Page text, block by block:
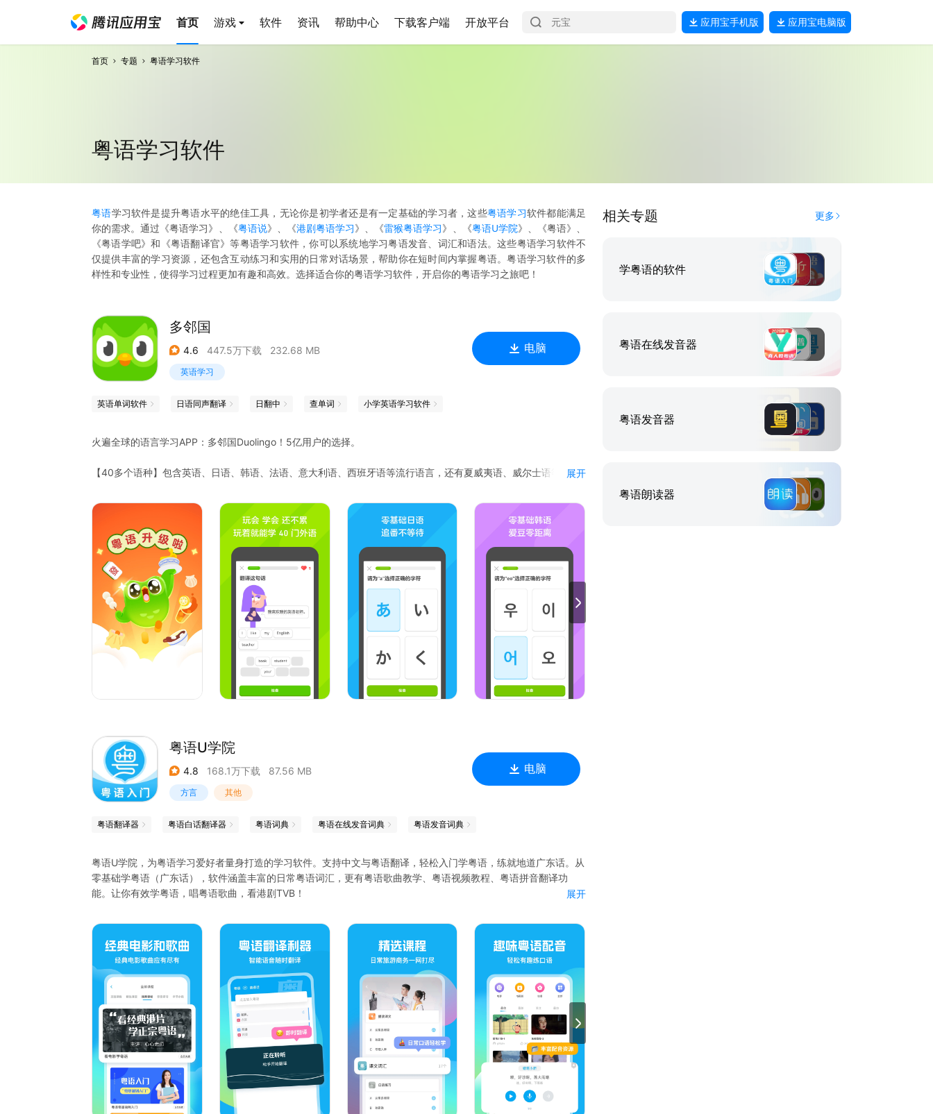
首页 游戏 软件 资讯 帮助中心 下载客户端 开放平台 应用宝手机版 应用宝电脑版
首页 专题 粤语学习软件
粤语学习软件
粤语学习软件是提升粤语水平的绝佳工具，无论你是初学者还是有一定基础的学习者，这些粤语学习软件都能满足
你的需求。通过《粤语学习》、《粤语说》、《港剧粤语学习》、《雷猴粤语学习》、《粤语U学院》、《粤语》、
《粤语学吧》和《粤语翻译官》等粤语学习软件，你可以系统地学习粤语发音、词汇和语法。这些粤语学习软件不
仅提供丰富的学习资源，还包含互动练习和实用的日常对话场景，帮助你在短时间内掌握粤语。粤语学习软件的多
样性和专业性，使得学习过程更加有趣和高效。选择适合你的粤语学习软件，开启你的粤语学习之旅吧！
多邻国
4.6 447.5万下载 232.68 MB
英语学习
电脑
英语单词软件 日语同声翻译 日翻中 查单词 小学英语学习软件
火遍全球的语言学习APP：多邻国Duolingo！5亿用户的选择。
【40多个语种】包含英语、日语、韩语、法语、意大利语、西班牙语等流行语言，还有夏威夷语、威尔士语等小众
【游戏化学习】零基础入门，将生活场景分成单元学习，旅行、点菜、聊天、面试...忘掉那些枯燥乏味的死记硬背
吧，用游戏闯关的方法，有宝石、红心、王冠，有可可爱爱的动画人物为你加油鼓气，玩儿着玩儿着就学会了。
【碎片时间】每天10-15分钟即可循序渐进，通勤、排队、等待时间都不会浪费啦！
【可免费学习所有课程】我们的愿景是为全世界提供平等且优质的学习机会。
【粤语学习】粤语课更新啦！从糖水和街头小吃，到港片经典对白与粤语金曲；从大湾区城市的烟火气，到传统节
日的人情味。更多真实场景、文化内容与生活表达，带你走进一个充满魅力的粤语世界。
2013&2014年谷歌「年度手机应用」
2019年福布斯「下一家潜力独角兽公司」
欢迎关注微信公众号：多邻国Duolingo，和官方微博@多
展开
粤语U学院
4.8 168.1万下载 87.56 MB
方言 其他
电脑
粤语翻译器 粤语白话翻译器 粤语词典 粤语在线发音词典 粤语发音词典
粤语U学院，为粤语学习爱好者量身打造的学习软件。支持中文与粤语翻译，轻松入门学粤语，练就地道广东话。从
零基础学粤语（广东话），软件涵盖丰富的日常粤语词汇，更有粤语歌曲教学、粤语视频教程、粤语拼音翻译功
能。让你有效学粤语，唱粤语歌曲，看港剧TVB！
粤语真人发音教学
基础粤语拼音教学，19个声母，53个韵母和9个声调，标准真人粤语发音。
精选粤语基础词汇
精选粤语必备60词，掌握基本的有用词汇，更有生词标记功能。
粤语入门小课堂
粤语学习从粤拼开始，一字一句教你辨识粤拼，助你有一口标准好听的粤语发音。
闯关式粤语学习软件
精编旅游问路、逛街购物、广式美食等专题课程，从词到句，闯关式趣味粤语学习。
粤语歌曲正音学习
软件内每首歌曲都有标准发音的粤语歌词、拼音和音频，轻松学会粤语歌曲。
趣味TVB港剧台词
严选多部经典TVB港剧台词，看港剧学粤语，轻松开口说粤语！
地道的粤语进阶课程
展开
相关专题 更多
学粤语的软件
粤语在线发音器
粤语发音器
粤语朗读器